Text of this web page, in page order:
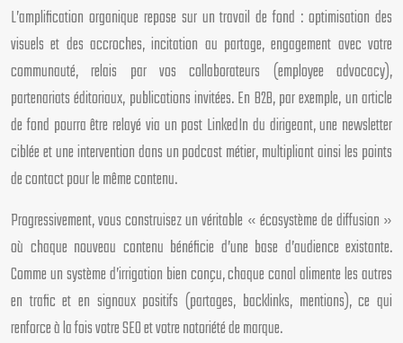
L’amplification organique repose sur un travail de fond : optimisation des
visuels et des accroches, incitation au partage, engagement avec votre
communauté, relais par vos collaborateurs (employee advocacy),
partenariats éditoriaux, publications invitées. En B2B, par exemple, un article
de fond pourra être relayé via un post LinkedIn du dirigeant, une newsletter
ciblée et une intervention dans un podcast métier, multipliant ainsi les points
de contact pour le même contenu.
Progressivement, vous construisez un véritable « écosystème de diffusion »
où chaque nouveau contenu bénéficie d’une base d’audience existante.
Comme un système d’irrigation bien conçu, chaque canal alimente les autres
en trafic et en signaux positifs (partages, backlinks, mentions), ce qui
renforce à la fois votre SEO et votre notoriété de marque.